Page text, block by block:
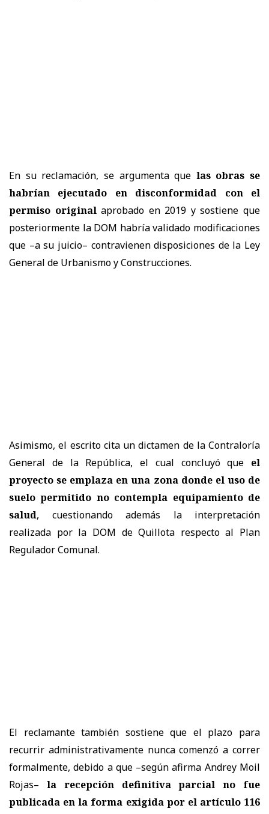
En su reclamación, se argumenta que las obras se
habrían ejecutado en disconformidad con el
permiso originalaprobado en 2019 y sostiene que
posteriormente la DOM habría validado modificaciones
que –a su juicio– contravienen disposiciones de la Ley
General de Urbanismo y Construcciones.
Asimismo, el escrito cita un dictamen de la Contraloría
General de la República, el cual concluyó que el
proyecto se emplaza en una zona donde el uso de
suelo permitido no contempla equipamiento de
salud, cuestionando además la interpretación
realizada por la DOM de Quillota respecto al Plan
Regulador Comunal.
El reclamante también sostiene que el plazo para
recurrir administrativamente nunca comenzó a correr
formalmente, debido a que –según afirma Andrey Moil
Rojas– la recepción definitiva parcial no fue
publicada en la forma exigida por el artículo 116